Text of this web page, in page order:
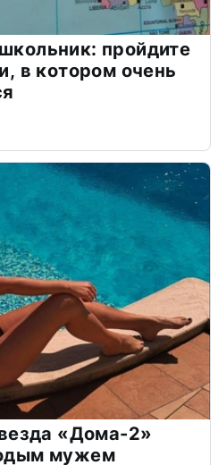
пройдите
в котором очень
«Дома-2»
мужем